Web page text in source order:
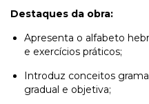
Destaques da obra:
Apresenta o alfabeto
e exercícios práticos;
Introduz conceitos
gradual e objetiva;